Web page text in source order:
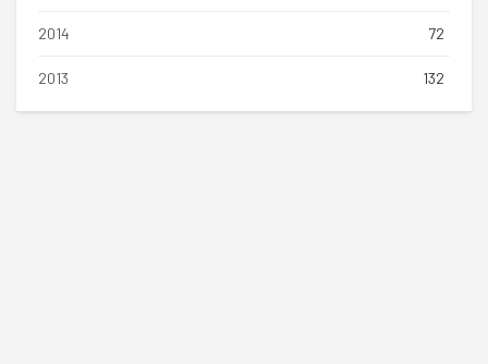
2014 72
2013 132